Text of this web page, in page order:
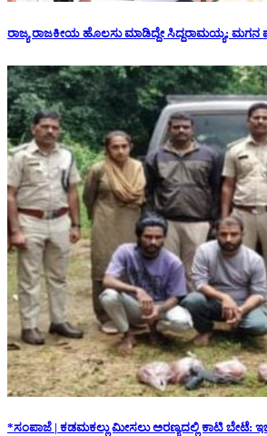
ರಾಜ್ಯ ರಾಜಕೀಯ ಹೊಲಸು ಮಾಡಿದ್ದೇ ಸಿದ್ದರಾಮಯ್ಯ; ಮಗನ
*ಸಂಪಾಜೆ | ಕಡಮಕಲ್ಲು ಮೀಸಲು ಅರಣ್ಯದಲ್ಲಿ ಕಾಟಿ ಬೇಟೆ: